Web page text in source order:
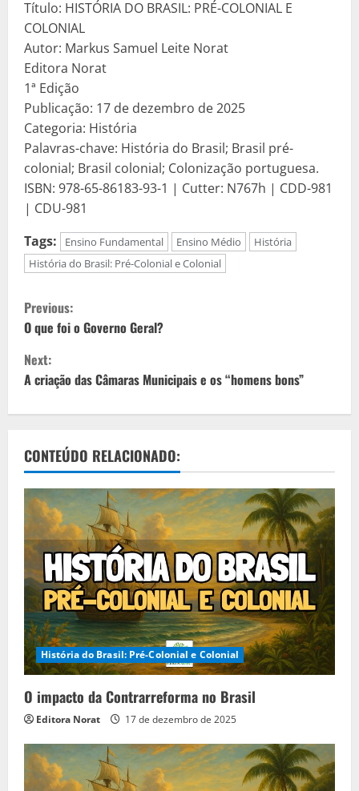
Título: HISTÓRIA DO BRASIL: PRÉ-COLONIAL E
COLONIAL
Autor: Markus Samuel Leite Norat
Editora Norat
1ª Edição
Publicação: 17 de dezembro de 2025
Categoria: História
Palavras-chave: História do Brasil; Brasil pré-
colonial; Brasil colonial; Colonização portuguesa.
ISBN: 978-65-86183-93-1 | Cutter: N767h | CDD-981
| CDU-981
Tags:
Ensino Fundamental Ensino Médio
História
História do Brasil: Pré-Colonial e Colonial
C
o
n
n
u
e
R
e
a
d
i
n
g
Previous:
O que foi o Governo Geral?
Next:
A criação das Câmaras Municipais e os “homens bons”
CONTEÚDO RELACIONADO:
História do Brasil: Pré-Colonial e Colonial
O impacto da Contrarreforma no Brasil
Editora Norat 17 de dezembro de 2025